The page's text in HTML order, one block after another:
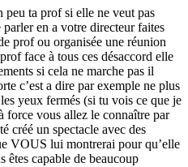
ta prof si elle ne veut pas
en a votre directeur faites
prof ou organisée une réunion
face à tous ces désaccord elle
si cela ne marche pas il
c’est a dire par exemple ne plus
yeux fermés (si tu vois ce que je
force vous allez le connaître par
créé un spectacle avec des
VOUS lui montrerai pour qu’elle
êtes capable de beaucoup